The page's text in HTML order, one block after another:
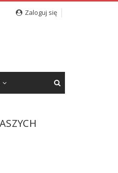
Zaloguj się